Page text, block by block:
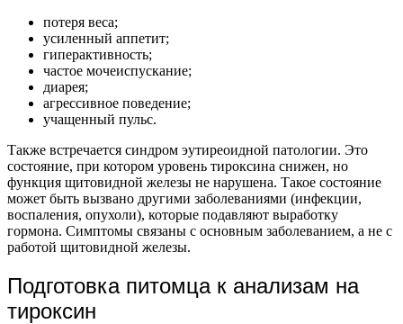
потеря веса;
усиленный аппетит;
гиперактивность;
частое мочеиспускание;
диарея;
агрессивное поведение;
учащенный пульс.
Также встречается синдром эутиреоидной патологии. Это
состояние, при котором уровень тироксина снижен, но
функция щитовидной железы не нарушена. Такое состояние
может быть вызвано другими заболеваниями (инфекции,
воспаления, опухоли), которые подавляют выработку
гормона. Симптомы связаны с основным заболеванием, а не с
работой щитовидной железы.
Подготовка питомца к анализам на
тироксин